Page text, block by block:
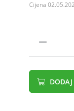
Cijena